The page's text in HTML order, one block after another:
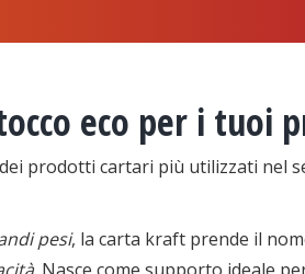
eco per i tuoi
prodotti cartari più utilizzati nel
pesi, la carta kraft prende il